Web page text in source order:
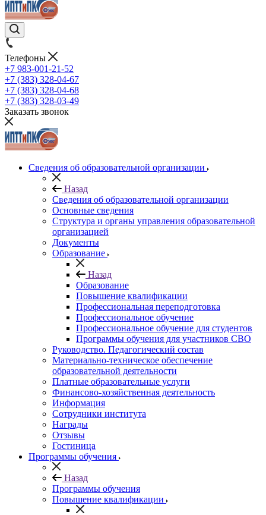
Телефоны
+7 983-001-21-52
+7 (383) 328-04-67
+7 (383) 328-04-68
+7 (383) 328-03-49
Заказать звонок
Сведения об образовательной организации
Назад
Сведения об образовательной организации
Основные сведения
Структура и органы управления образовательной
организацией
Документы
Образование
Назад
Образование
Повышение квалификации
Профессиональная переподготовка
Профессиональное обучение
Профессиональное обучение для студентов
Программы обучения для участников СВО
Руководство. Педагогический состав
Материально-техническое обеспечение
образовательной деятельности
Платные образовательные услуги
Финансово-хозяйственная деятельность
Информация
Сотрудники института
Награды
Отзывы
Гостиница
Программы обучения
Назад
Программы обучения
Повышение квалификации